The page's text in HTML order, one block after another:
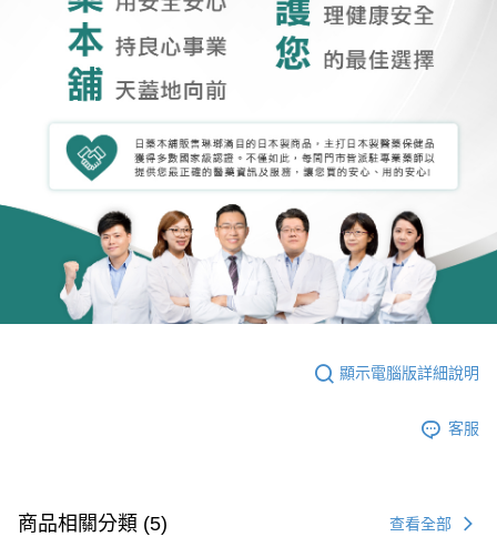
顯示電腦版詳細說明
客服
商品相關分類 (5) 查看全部